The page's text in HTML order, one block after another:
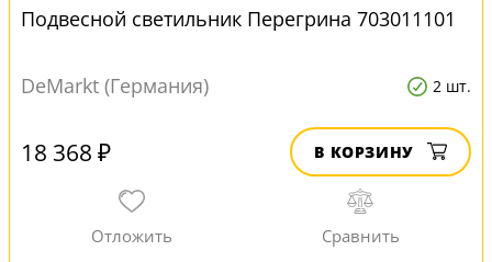
Подвесной светильник Перегрина 703011101
DeMarkt (Германия) 2 шт.
18 368 ₽ В КОРЗИНУ